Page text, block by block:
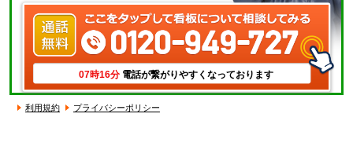
07時16分 電話が繋がりやすくなっております
利用規約 プライバシーポリシー